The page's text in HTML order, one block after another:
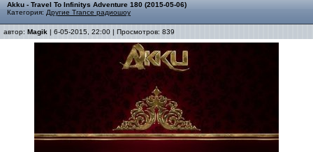
Akku - Travel To Infinitys Adventure 180 (2015-05-06)
Категория: Другие Trance радиошоу
автор: Magik | 6-05-2015, 22:00 | Просмотров: 839